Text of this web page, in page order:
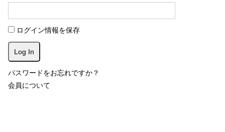
ログイン情報を保存
パスワードをお忘れですか？
会員について